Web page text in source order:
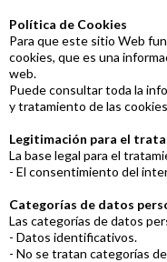
Política de Cookies
Para que este sitio Web
cookies, que es una
web.
Puede consultar toda la
y tratamiento de las
Legitimación para el
La base legal para el
- El consentimiento del
Categorías de datos
Las categorías de datos
- Datos identificativos.
- No se tratan categorías